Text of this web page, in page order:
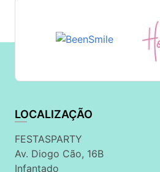
LOCALIZAÇÃO
FESTASPARTY
Av. Diogo Cão, 16B
Infantado